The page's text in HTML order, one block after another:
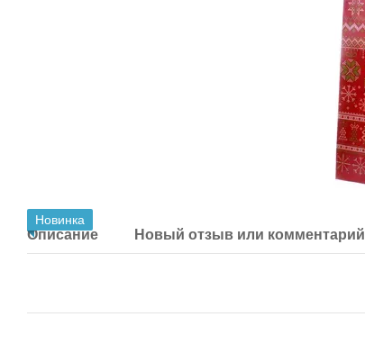
Новинка
Описание Новый отзыв или комментарий